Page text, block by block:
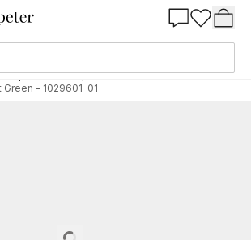
Wallpassion
- 1029601-01